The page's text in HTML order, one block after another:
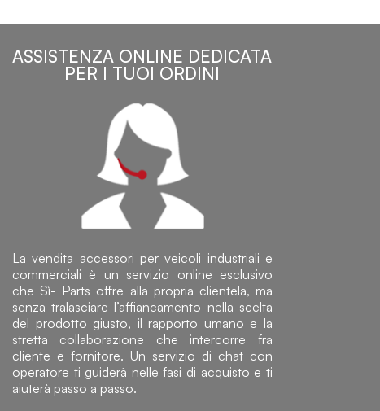
ASSISTENZA ONLINE DEDICATA
PER I TUOI ORDINI
La vendita accessori per veicoli industriali e
commerciali è un servizio online esclusivo
che Sì- Parts offre alla propria clientela, ma
senza tralasciare l’affiancamento nella scelta
del prodotto giusto, il rapporto umano e la
stretta collaborazione che intercorre fra
cliente e fornitore. Un servizio di chat con
operatore ti guiderà nelle fasi di acquisto e ti
aiuterà passo a passo.